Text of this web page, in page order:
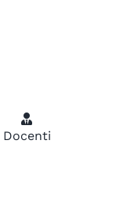
Docenti